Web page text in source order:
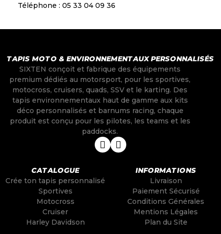
Téléphone : 05 33 04 09 36
TAPIS MOTO & ENVIRONNEMENTAUX PERSONNALISÉS
SIXTEN conçoit et fabrique des équipements
premium dédiés au motorsport, pour les sportives,
motocross, cruisers, quads, SSV et le karting. Des
tapis environnementaux haut de gamme aux kits
déco personnalisés et barnums racing, chaque
produit est conçu pour les pilotes, les teams et les
paddocks.
CATALOGUE
Crée ton tapis personnalisé
Sportives
Motocross
Cruiser
Harley Davidson
INFORMATIONS
Livraison
Paiement Sécurisé
Conditions Générales
Mentions Légales
Plan du Site